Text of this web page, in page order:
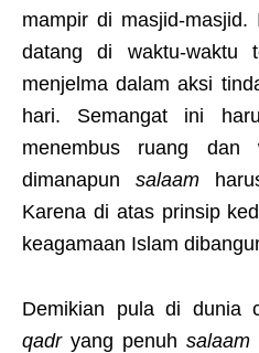
mampir di masjid-
datang di waktu-waktu
menjelma dalam aksi
hari. Semangat ini
menembus ruang dan
dimanapun salaam
Karena di atas prinsip
keagamaan Islam
Demikian pula di dunia
qadryang penuhsalaam